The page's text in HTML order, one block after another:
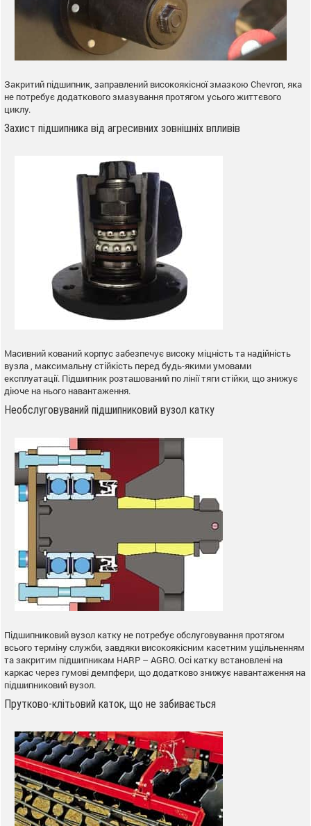
Закритий підшипник, заправлений високоякісної змазкою Chevron, яка
не потребує додаткового змазування протягом усього життєвого
циклу.
Захист підшипника від агресивних зовнішніх впливів
Масивний кований корпус забезпечує високу міцність та надійність
вузла , максимальну стійкість перед будь-якими умовами
експлуатації. Підшипник розташований по лінії тяги стійки, що знижує
діюче на нього навантаження.
Необслуговуваний підшипниковий вузол катку
Підшипниковий вузол катку не потребує обслуговування протягом
всього терміну служби, завдяки високоякісним касетним ущільненням
та закритим підшипникам HARP – AGRO. Осі катку встановлені на
каркас через гумові демпфери, що додатково знижує навантаження на
підшипниковий вузол.
Прутково-клітьовий каток, що не забивається